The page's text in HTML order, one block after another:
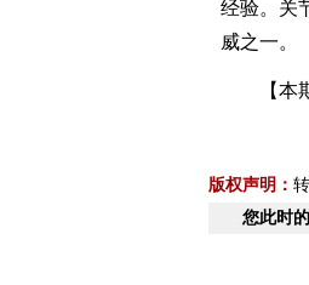
经验。关
威之一。
【本期
版权声明：
您此时